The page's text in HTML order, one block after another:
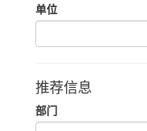
单位
推荐信息
部门